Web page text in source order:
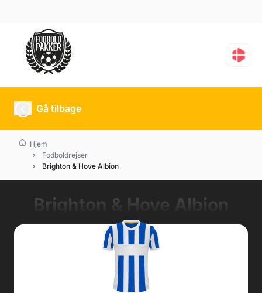
Gå tilbage
Hjem
Fodboldrejser
Brighton & Hove Albion
Brighton & Hove Albion